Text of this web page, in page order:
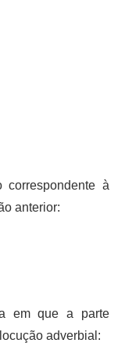
correspondente à
anterior:
em que a parte
adverbial: